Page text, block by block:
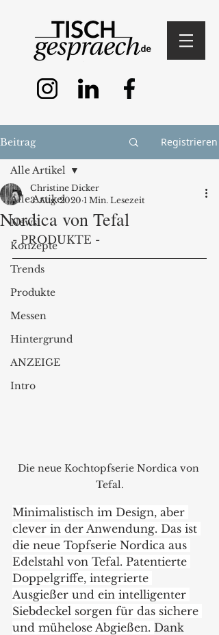
Beitrag Registrieren
Alle Artikel
News
Konzepte
Trends
Produkte
Messen
Hintergrund
ANZEIGE
Intro
Alle Artikel
Nordica von Tefal
Christine Dicker
3. Aug. 2020 1 Min. Lesezeit
- PRODUKTE -
Die neue Kochtopfserie Nordica von
Tefal.
Minimalistisch im Design, aber
clever in der Anwendung. Das ist
die neue Topfserie Nordica aus
Edelstahl von Tefal. Patentierte
Doppelgriffe, integrierte
Ausgießer und ein intelligenter
Siebdeckel sorgen für das sichere
und mühelose Abgießen. Dank